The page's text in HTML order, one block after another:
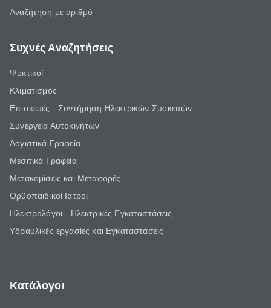
Αναζήτηση με αριθμό
Συχνές Αναζητήσεις
Ψυκτικοί
Κλιματισμός
Επισκευές - Συντήρηση Ηλεκτρικών Συσκευών
Συνεργεία Αυτοκινήτων
Λογιστικά Γραφεία
Μεσιτικά Γραφεία
Μετακομίσεις και Μεταφορές
Ορθοπαιδικοί Ιατροί
Ηλεκτρολόγοι - Ηλεκτρικές Εγκαταστάσεις
Υδραυλικές εργασίες και Εγκαταστάσεις
Κατάλογοι